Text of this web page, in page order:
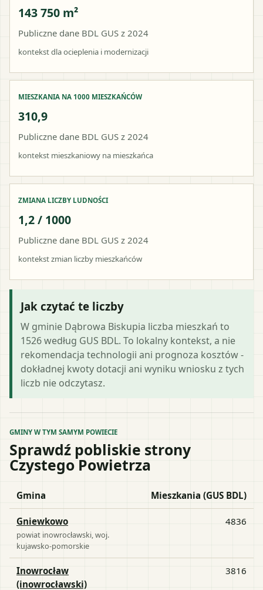
143 750 m²
Publiczne dane BDL GUS z 2024
kontekst dla ocieplenia i modernizacji
MIESZKANIA NA 1000 MIESZKAŃCÓW
310,9
Publiczne dane BDL GUS z 2024
kontekst mieszkaniowy na mieszkańca
ZMIANA LICZBY LUDNOŚCI
1,2 / 1000
Publiczne dane BDL GUS z 2024
kontekst zmian liczby mieszkańców
Jak czytać te liczby
W gminie Dąbrowa Biskupia liczba mieszkań to
1526 według GUS BDL. To lokalny kontekst, a nie
rekomendacja technologii ani prognoza kosztów -
dokładnej kwoty dotacji ani wyniku wniosku z tych
liczb nie odczytasz.
GMINY W TYM SAMYM POWIECIE
Sprawdź pobliskie strony
Czystego Powietrza
Gmina Mieszkania (GUS BDL)
Gniewkowo
powiat inowrocławski , woj.
kujawsko-pomorskie
4836
Inowrocław
(inowrocławski)
3816